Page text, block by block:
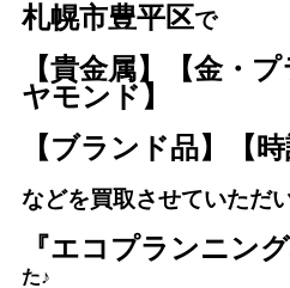
札幌市豊平区で
【貴金属】【金・
ヤモンド】
【ブランド品】【
などを買取させていただ
『エコプランニン
た♪